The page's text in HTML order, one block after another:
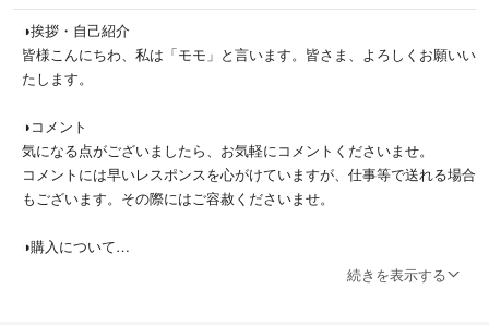
◑挨拶・自己紹介
皆様こんにちわ、私は「モモ」と言います。皆さま、よろしくお願いい
たします。
◑コメント
気になる点がございましたら、お気軽にコメントくださいませ。
コメントには早いレスポンスを心がけていますが、仕事等で送れる場合
もございます。その際にはご容赦くださいませ。
◑購入について
即購入OKでございます。事前のコメントなど不要でございますし、深
続きを表示する